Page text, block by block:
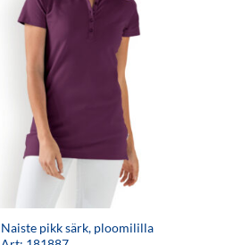
Naiste pikk särk, ploomililla